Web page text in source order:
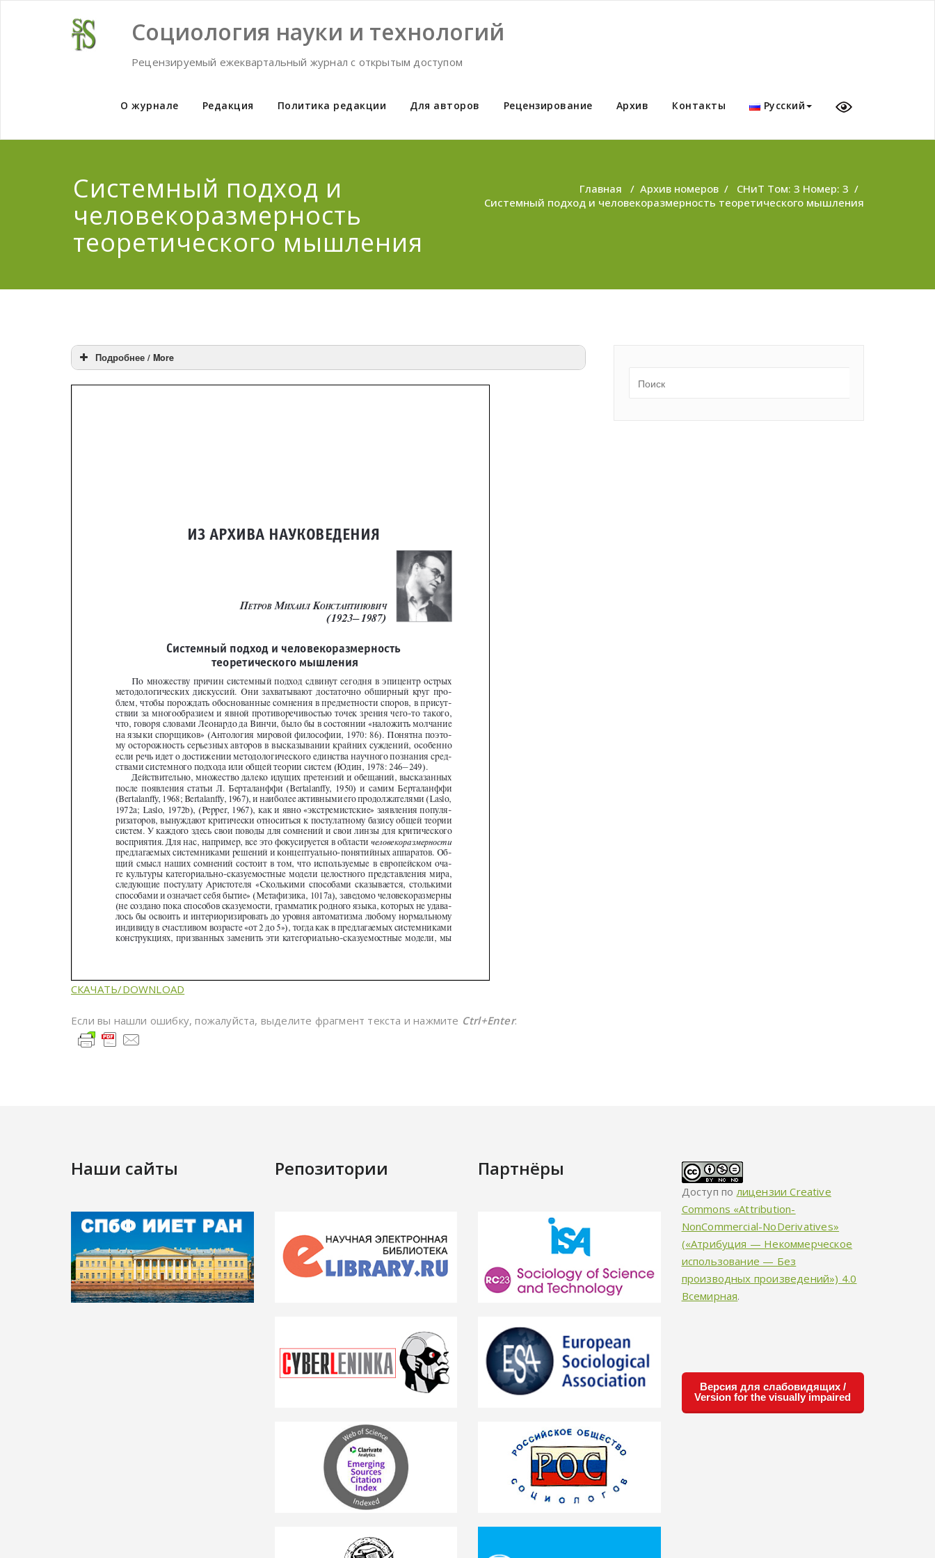
Социология науки и технологий
Рецензируемый ежеквартальный журнал с открытым доступом
О журнале Редакция Политика редакции Для авторов Рецензирование Архив Контакты Русский
Системный подход и
человекоразмерность
теоретического мышления
Главная / Архив номеров / СНиТ Том: 3 Номер: 3 /
Системный подход и человекоразмерность теоретического мышления
Подробнее / More
Michael K. Petrov (1923-1987)
СКАЧАТЬ/DOWNLOAD
Если вы нашли ошибку, пожалуйста, выделите фрагмент текста и нажмите Ctrl+Enter.
Наши сайты Репозитории Партнёры
Доступ по лицензии Creative
Commons «Attribution-
NonCommercial-NoDerivatives»
(«Атрибуция — Некоммерческое
использование — Без
производных произведений») 4.0
Всемирная.
Версия для слабовидящих /
Version for the visually impaired